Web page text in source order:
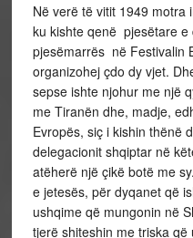
Në verë të vitit 1949 motra
ku kishte qenë pjesëtare e
pjesëmarrës në Festivalin
organizohej çdo dy vjet.
sepse ishte njohur me një
me Tiranën dhe, madje,
Evropës, siç i kishin thënë
delegacionit shqiptar në
atëherë një çikë botë me
e jetesës, për dyqanet që
ushqime që mungonin në
tjerë shiteshin me triska